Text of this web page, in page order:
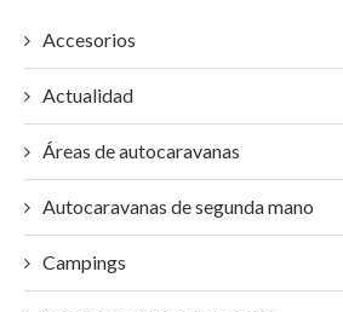
Accesorios
Actualidad
Áreas de autocaravanas
Autocaravanas de segunda mano
Campings